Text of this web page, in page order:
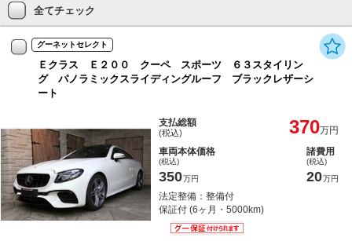
全てチェック
グーネットセレクト
Ｅクラス Ｅ２００ クーペ スポーツ ６３スタイリン
グ パノラミックスライディングルーフ ブラックレザーシ
ート
支払総額
(税込) 370万円
車両本体価格
(税込)
350万円
諸費用
(税込)
20万円
法定整備：整備付
保証付 (6ヶ月・5000km)